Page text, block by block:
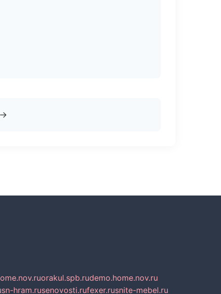
→
orakul.spb.rudemo.home.nov.ru
sn-hram.rusenovosti.rufexer.rusnite-mebel.ru